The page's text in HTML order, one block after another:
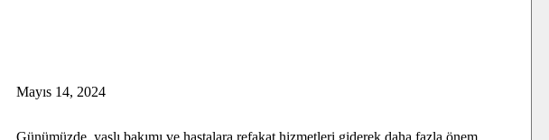
Mayıs 14, 2024
Günümüzde, yaşlı bakımı ve hastalara refakat hizmetleri giderek daha fazla önem